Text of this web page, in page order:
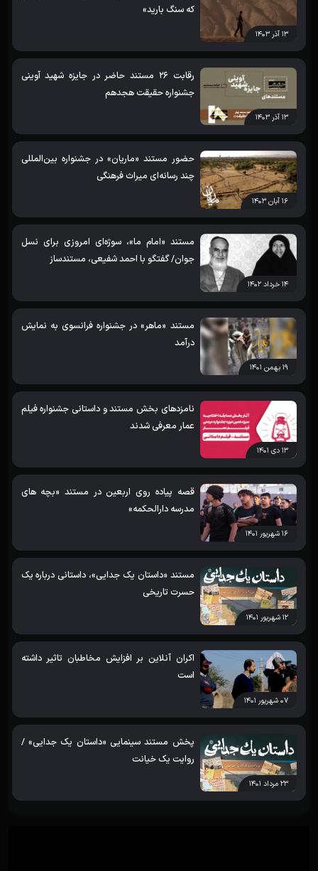
۱۳ آذر ۱۴۰۳
که سنگ بارید»
۱۳ آذر ۱۴۰۳
رقابت 26 مستند حاضر در جایزه شهید آوینی
جشنواره حقیقت هجدهم
۱۶ آبان ۱۴۰۳
حضور مستند «ماریان» در جشنواره بین‌المللی
چند رسانه‌ای میراث‌ فرهنگی
۱۴ خرداد ۱۴۰۲
مستند «امام ما»، سوژه‌‌ای امروزی برای نسل
جوان/ گفتگو با احمد شفیعی، مستندساز
۱۹ بهمن ۱۴۰۱
مستند «ماهر» در جشنواره فرانسوی به نمایش
درآمد
۱۳ دی ۱۴۰۱
نامزدهای بخش مستند و داستانی جشنواره فیلم
عمار معرفی شدند
۱۶ شهریور ۱۴۰۱
قصه پیاده روی اربعین در مستند «بچه های
مدرسه دارالحکمه»
۱۲ شهریور ۱۴۰۱
مستند «داستان یک جدایی»، داستانی درباره یک
حسرت تاریخی
۰۷ شهریور ۱۴۰۱
اکران آنلاین بر افزایش مخاطبان تاثیر داشته
است
۲۳ مرداد ۱۴۰۱
پخش مستند سینمایی «داستان یک جدایی» /
روایت یک خیانت